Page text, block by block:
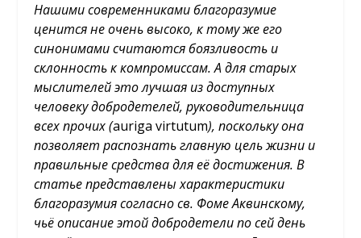
Нашими современниками благоразумие
ценится не очень высоко, к тому же его
синонимами считаются боязливость и
склонность к компромиссам. А для старых
мыслителей это лучшая из доступных
человеку добродетелей, руководительница
всех прочих (auriga virtutum), поскольку она
позволяет распознать главную цель жизни и
правильные средства для её достижения. В
статье представлены характеристики
благоразумия согласно св. Фоме Аквинскому,
чьё описание этой добродетели по сей день